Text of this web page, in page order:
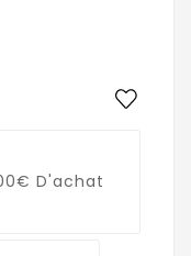
D'achat